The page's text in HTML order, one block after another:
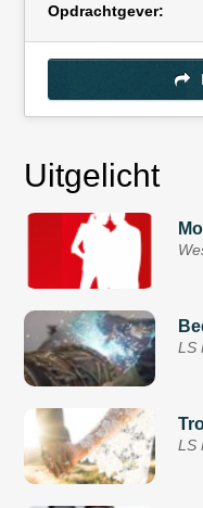
Opdrachtgever:
Uitgelicht
LS
LS